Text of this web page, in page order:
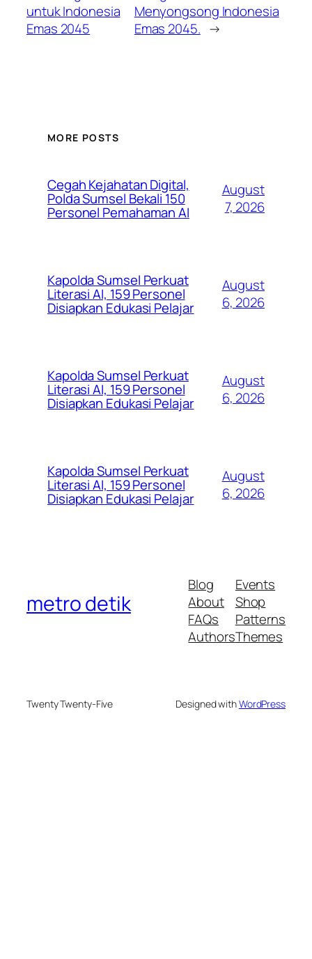
untuk Indonesia
Emas 2045
Menyongsong Indonesia
Emas 2045. →
MORE POSTS
Cegah Kejahatan Digital,
Polda Sumsel Bekali 150
Personel Pemahaman AI
August
7, 2026
Kapolda Sumsel Perkuat
Literasi AI, 159 Personel
Disiapkan Edukasi Pelajar
August
6, 2026
Kapolda Sumsel Perkuat
Literasi AI, 159 Personel
Disiapkan Edukasi Pelajar
August
6, 2026
Kapolda Sumsel Perkuat
Literasi AI, 159 Personel
Disiapkan Edukasi Pelajar
August
6, 2026
metro detik
Blog
About
FAQs
Authors
Events
Shop
Patterns
Themes
Twenty Twenty-Five Designed withWordPress